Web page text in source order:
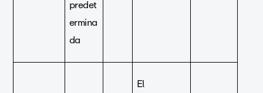
predet
ermina
da
El